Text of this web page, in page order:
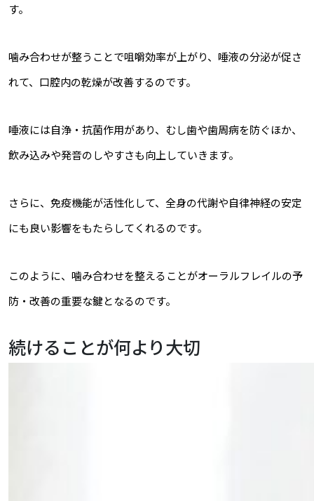
す。
噛み合わせが整うことで咀嚼効率が上がり、唾液の分泌が促さ
れて、口腔内の乾燥が改善するのです。
唾液には自浄・抗菌作用があり、むし歯や歯周病を防ぐほか、
飲み込みや発音のしやすさも向上していきます。
さらに、免疫機能が活性化して、全身の代謝や自律神経の安定
にも良い影響をもたらしてくれるのです。
このように、噛み合わせを整えることがオーラルフレイルの予
防・改善の重要な鍵となるのです。
続けることが何より大切